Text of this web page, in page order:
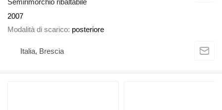
Semirimorchio ribaltabile
2007
Modalità di scarico posteriore
Italia, Brescia